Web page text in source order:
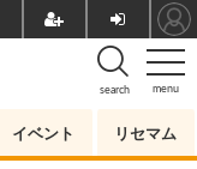
menu
search
イベント リセマム